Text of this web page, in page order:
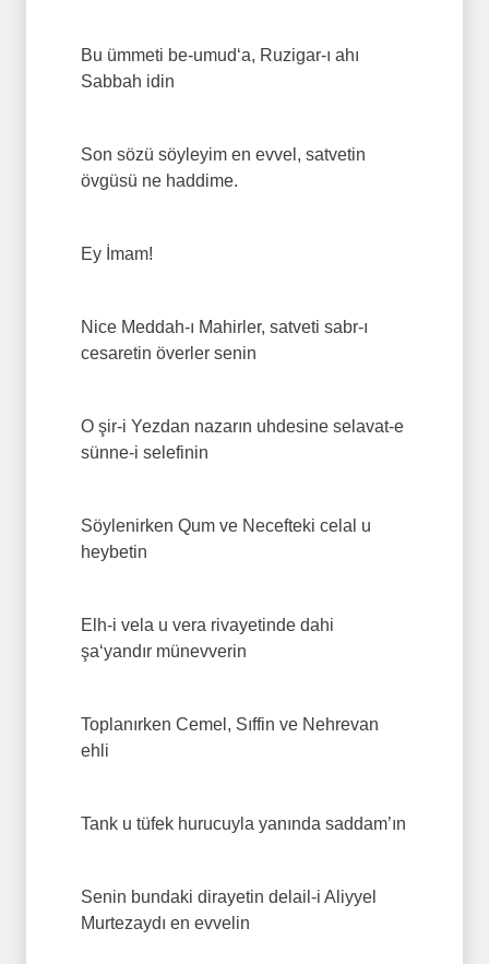
Bu ümmeti be-umud‘a, Ruzigar-ı ahı
Sabbah idin
Son sözü söyleyim en evvel, satvetin
övgüsü ne haddime.
Ey İmam!
Nice Meddah-ı Mahirler, satveti sabr-ı
cesaretin överler senin
O şir-i Yezdan nazarın uhdesine selavat-e
sünne-i selefinin
Söylenirken Qum ve Necefteki celal u
heybetin
Elh-i vela u vera rivayetinde dahi
şa‘yandır münevverin
Toplanırken Cemel, Sıffin ve Nehrevan
ehli
Tank u tüfek hurucuyla yanında saddam’ın
Senin bundaki dirayetin delail-i Aliyyel
Murtezaydı en evvelin